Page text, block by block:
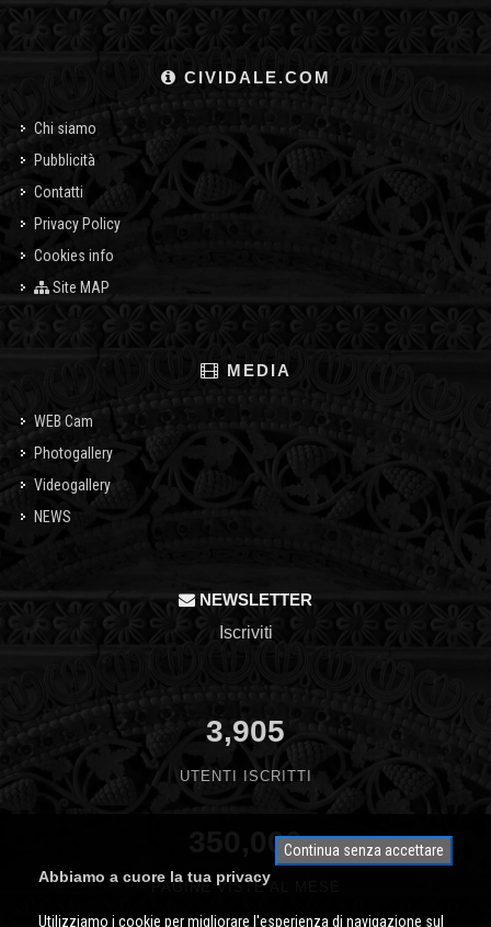
CIVIDALE.COM
Chi siamo
Pubblicità
Contatti
Privacy Policy
Cookies info
Site MAP
MEDIA
WEB Cam
Photogallery
Videogallery
NEWS
NEWSLETTER
Iscriviti
3,905
UTENTI ISCRITTI
350,000
PAGINE VISTE AL MESE
Continua senza accettare
Abbiamo a cuore la tua privacy
Utilizziamo i cookie per migliorare l'esperienza di navigazione sul